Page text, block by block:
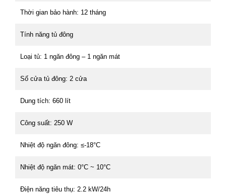
Thời gian bảo hành: 12 tháng
Tính năng tủ đông
Loại tủ: 1 ngăn đông – 1 ngăn mát
Số cửa tủ đông: 2 cửa
Dung tích: 660 lít
Công suất: 250 W
Nhiệt độ ngăn đông: ≤-18°C
Nhiệt độ ngăn mát: 0°C ~ 10°C
Điện năng tiêu thụ: 2.2 kW/24h